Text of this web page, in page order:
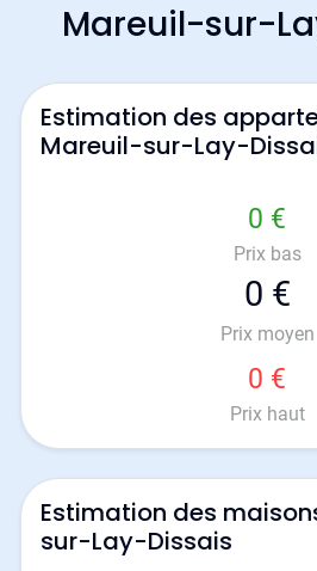
Mareuil-sur-
Estimation des
Mareuil-sur-Lay-
0 €
Prix bas
0 €
Prix moyen
0 €
Prix haut
Estimation des
sur-Lay-Dissais